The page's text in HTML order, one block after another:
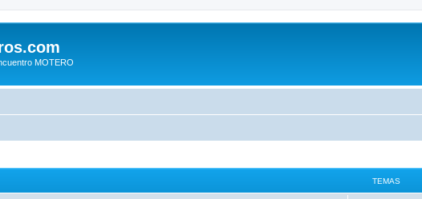
MOTERO
TEMAS